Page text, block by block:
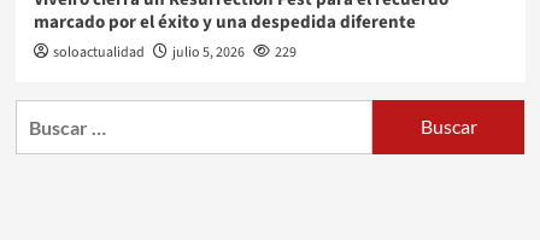
marcado por el éxito y una despedida diferente
soloactualidad julio 5, 2026 229